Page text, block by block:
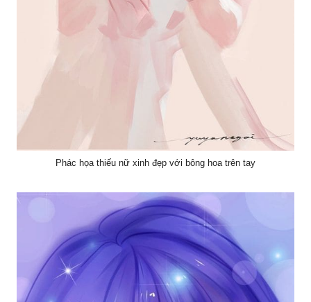
Phác họa thiếu nữ xinh đẹp với bông hoa trên tay